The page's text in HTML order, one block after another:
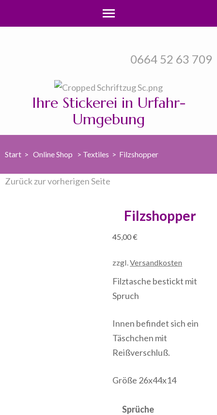
0664 52 63 709
Ihre Stickerei in Urfahr-
Umgebung
Start > Online Shop > Textiles > Filzshopper
Zurück zur vorherigen Seite
Filzshopper
45,00€
zzgl.Versandkosten
Filztasche bestickt mit
Spruch
Innen befindet sich ein
Täschchen mit
Reißverschluß.
Größe 26x44x14
Sprüche